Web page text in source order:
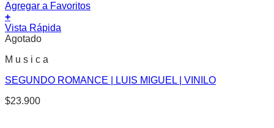
Agregar a Favoritos
+
Vista Rápida
Agotado
M u s i c a
SEGUNDO ROMANCE | LUIS MIGUEL | VINILO
$23.900